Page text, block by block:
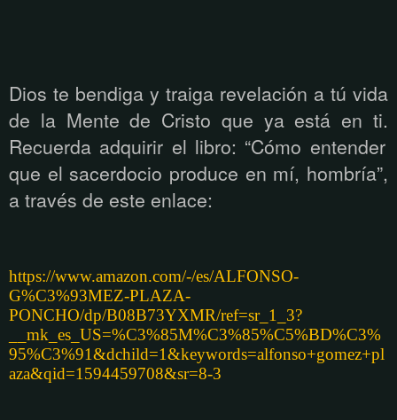
Dios te bendiga y traiga revelación a tú vida
de la Mente de Cristo que ya está en ti.
Recuerda adquirir el libro: “Cómo entender
que el sacerdocio produce en mí, hombría”,
a través de este enlace:
https://www.amazon.com/-/es/ALFONSO-
G%C3%93MEZ-PLAZA-
PONCHO/dp/B08B73YXMR/ref=sr_1_3?
__mk_es_US=%C3%85M%C3%85%C5%BD%C3%
95%C3%91&dchild=1&keywords=alfonso+gomez+pl
aza&qid=1594459708&sr=8-3